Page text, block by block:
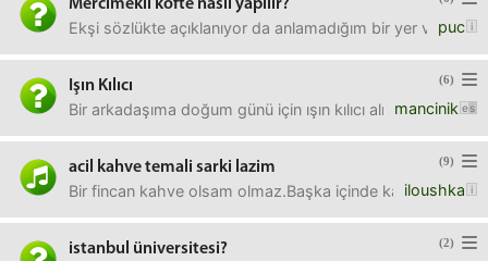
Mercimekli köfte nasıl yapılır?
puc
Ekşi sözlükte açıklanıyor da anlamadığım bir yer var.
(6)
Işın Kılıcı
mancinik
Bir arkadaşıma doğum günü için ışın kılıcı almak
(9)
acil kahve temali sarki lazim
iloushka
Bir fincan kahve olsam olmaz.Başka içinde kahve
(2)
istanbul üniversitesi?